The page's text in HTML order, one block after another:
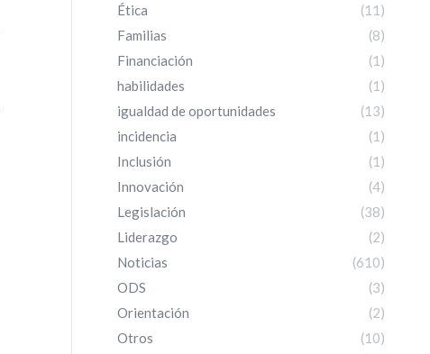
Ética
(11)
Familias
(8)
Financiación
(1)
habilidades
(1)
igualdad de oportunidades
(13)
incidencia
(1)
Inclusión
(1)
Innovación
(4)
Legislación
(38)
Liderazgo
(2)
Noticias
(610)
ODS
(3)
Orientación
(2)
Otros
(10)